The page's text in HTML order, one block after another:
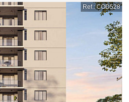
Ref.: COD528